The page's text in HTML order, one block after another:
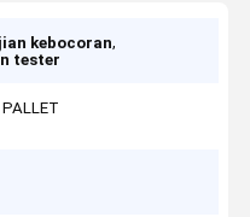
kebocoran,
tester